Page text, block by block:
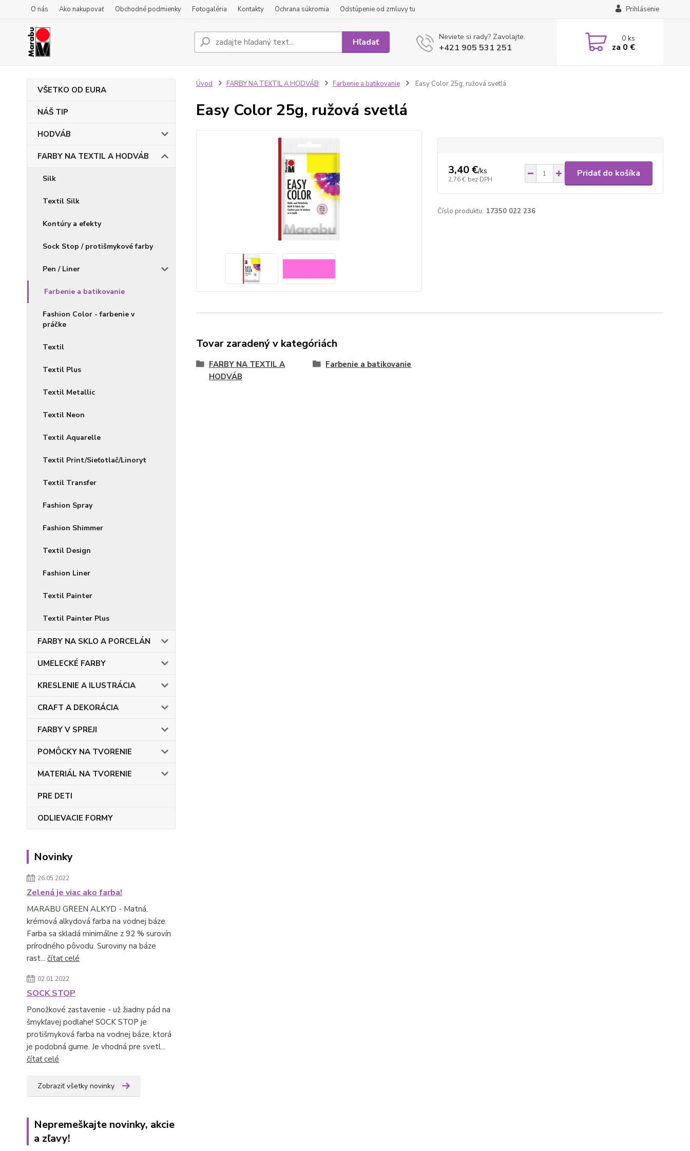
O nás Ako nakupovať Obchodné podmienky Fotogaléria Kontakty Ochrana súkromia Odstúpenie od zmluvy tu Prihlásenie
Hľadať Neviete si rady? Zavolajte.
+421 905 531 251
0ks
za 0 €
VŠETKO OD EURA
NÁŠ TIP
HODVÁB
FARBY NA TEXTIL A HODVÁB
Silk
Textil Silk
Kontúry a efekty
Sock Stop / protišmykové farby
Pen / Liner
Farbenie a batikovanie
Fashion Color - farbenie v
práčke
Textil
Textil Plus
Textil Metallic
Textil Neon
Textil Aquarelle
Textil Print/Sieťotlač/Linoryt
Textil Transfer
Fashion Spray
Fashion Shimmer
Textil Design
Fashion Liner
Textil Painter
Textil Painter Plus
FARBY NA SKLO A PORCELÁN
UMELECKÉ FARBY
KRESLENIE A ILUSTRÁCIA
CRAFT A DEKORÁCIA
FARBY V SPREJI
POMÔCKY NA TVORENIE
MATERIÁL NA TVORENIE
PRE DETI
ODLIEVACIE FORMY
Novinky
26.05.2022
Zelená je viac ako farba!
MARABU GREEN ALKYD - Matná,
krémová alkydová farba na vodnej báze.
Farba sa skladá minimálne z 92 % surovín
prírodného pôvodu. Suroviny na báze
rast... čítať celé
02.01.2022
SOCK STOP
Ponožkové zastavenie - už žiadny pád na
šmykľavej podlahe! SOCK STOP je
protišmyková farba na vodnej báze, ktorá
je podobná gume. Je vhodná pre svetl...
čítať celé
Zobraziť všetky novinky
Nepremeškajte novinky, akcie
a zľavy!
Úvod FARBY NA TEXTIL A HODVÁB Farbenie a batikovanie Easy Color 25g, ružová svetlá
Easy Color 25g, ružová svetlá
3,40 €/ks
2,76 € bez DPH
Pridať do košíka
Číslo produktu: 17350 022 236
Tovar zaradený v kategóriách
FARBY NA TEXTIL A
HODVÁB
Farbenie a batikovanie